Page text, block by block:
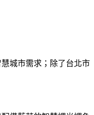
城市需求；除了台北市